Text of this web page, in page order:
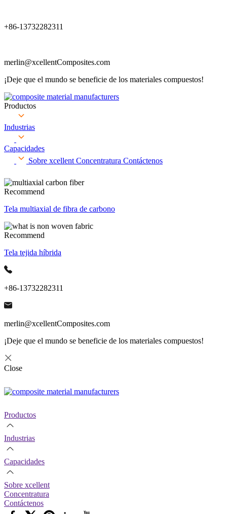
+86-13732282311
merlin@xcellentComposites.com
¡Deje que el mundo se beneficie de los materiales compuestos!
Productos
Industrias
Capacidades
Sobre xcellent Concentratura Contáctenos
Recommend
Tela multiaxial de fibra de carbono
Recommend
Tela tejida híbrida
+86-13732282311
merlin@xcellentComposites.com
¡Deje que el mundo se beneficie de los materiales compuestos!
Close
Productos
Industrias
Capacidades
Sobre xcellent
Concentratura
Contáctenos